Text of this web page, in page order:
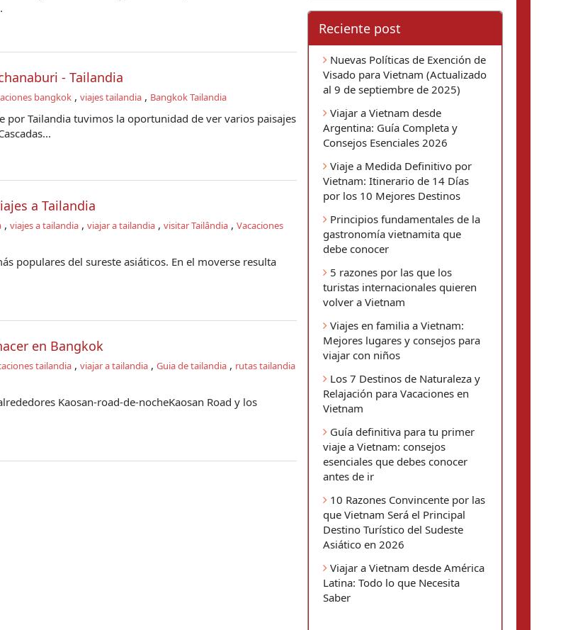
- Tailandia
bangkok, viajes tailandia, Bangkok Tailandia
por Tailandia tuvimos la oportunidad de ver varios paisajes
a Tailandia
, viajes a tailandia, viajar a tailandia, visitar Tailândia, Vacaciones
populares del sureste asiáticos. En el moverse resulta
en Bangkok
tailandia, viajar a tailandia, Guia de tailandia, rutas tailandia
Kaosan-road-de-nocheKaosan Road y los
Reciente post
Nuevas Políticas de Exención de
Visado para Vietnam (Actualizado
al 9 de septiembre de 2025)
Viajar a Vietnam desde
Argentina: Guía Completa y
Consejos Esenciales 2026
Viaje a Medida Definitivo por
Vietnam: Itinerario de 14 Días
por los 10 Mejores Destinos
Principios fundamentales de la
gastronomía vietnamita que
debe conocer
5 razones por las que los
turistas internacionales quieren
volver a Vietnam
Viajes en familia a Vietnam:
Mejores lugares y consejos para
viajar con niños
Los 7 Destinos de Naturaleza y
Relajación para Vacaciones en
Vietnam
Guía definitiva para tu primer
viaje a Vietnam: consejos
esenciales que debes conocer
antes de ir
10 Razones Convincente por las
que Vietnam Será el Principal
Destino Turístico del Sudeste
Asiático en 2026
Viajar a Vietnam desde América
Latina: Todo lo que Necesita
Saber